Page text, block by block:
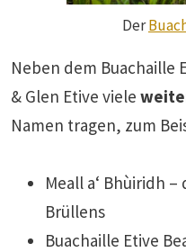
Der
Neben dem Buachaille
& Glen Etive viele
Namen tragen, zum
Meall a‘ Bhùiridh
Brüllens
Buachaille Etive